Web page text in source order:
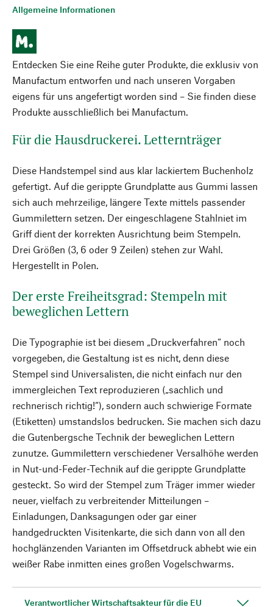
Allgemeine Informationen
Entdecken Sie eine Reihe guter Produkte, die exklusiv von
Manufactum entworfen und nach unseren Vorgaben
eigens für uns angefertigt worden sind – Sie finden diese
Produkte ausschließlich bei Manufactum.
Für die Hausdruckerei. Letternträger
Diese Handstempel sind aus klar lackiertem Buchenholz
gefertigt. Auf die gerippte Grundplatte aus Gummi lassen
sich auch mehrzeilige, längere Texte mittels passender
Gummilettern setzen. Der eingeschlagene Stahlniet im
Griff dient der korrekten Ausrichtung beim Stempeln.
Drei Größen (3, 6 oder 9 Zeilen) stehen zur Wahl.
Hergestellt in Polen.
Der erste Freiheitsgrad: Stempeln mit
beweglichen Lettern
Die Typographie ist bei diesem „Druckverfahren“ noch
vorgegeben, die Gestaltung ist es nicht, denn diese
Stempel sind Universalisten, die nicht einfach nur den
immergleichen Text reproduzieren („sachlich und
rechnerisch richtig!“), sondern auch schwierige Formate
(Etiketten) umstandslos bedrucken. Sie machen sich dazu
die Gutenbergsche Technik der beweglichen Lettern
zunutze. Gummilettern verschiedener Versalhöhe werden
in Nut-und-Feder-Technik auf die gerippte Grundplatte
gesteckt. So wird der Stempel zum Träger immer wieder
neuer, vielfach zu verbreitender Mitteilungen –
Einladungen, Danksagungen oder gar einer
handgedruckten Visitenkarte, die sich dann von all den
hochglänzenden Varianten im Offsetdruck abhebt wie ein
weißer Rabe inmitten eines großen Vogelschwarms.
Verantwortlicher Wirtschaftsakteur für die EU